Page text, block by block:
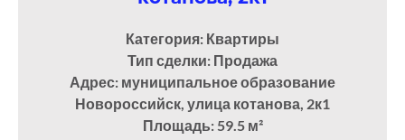
Категория: Квартиры
Тип сделки: Продажа
Адрес: муниципальное образование
Новороссийск, улица котанова, 2к1
Площадь: 59.5м²